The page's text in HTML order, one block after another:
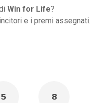
Win for Life?
e i premi assegnati.
5 8